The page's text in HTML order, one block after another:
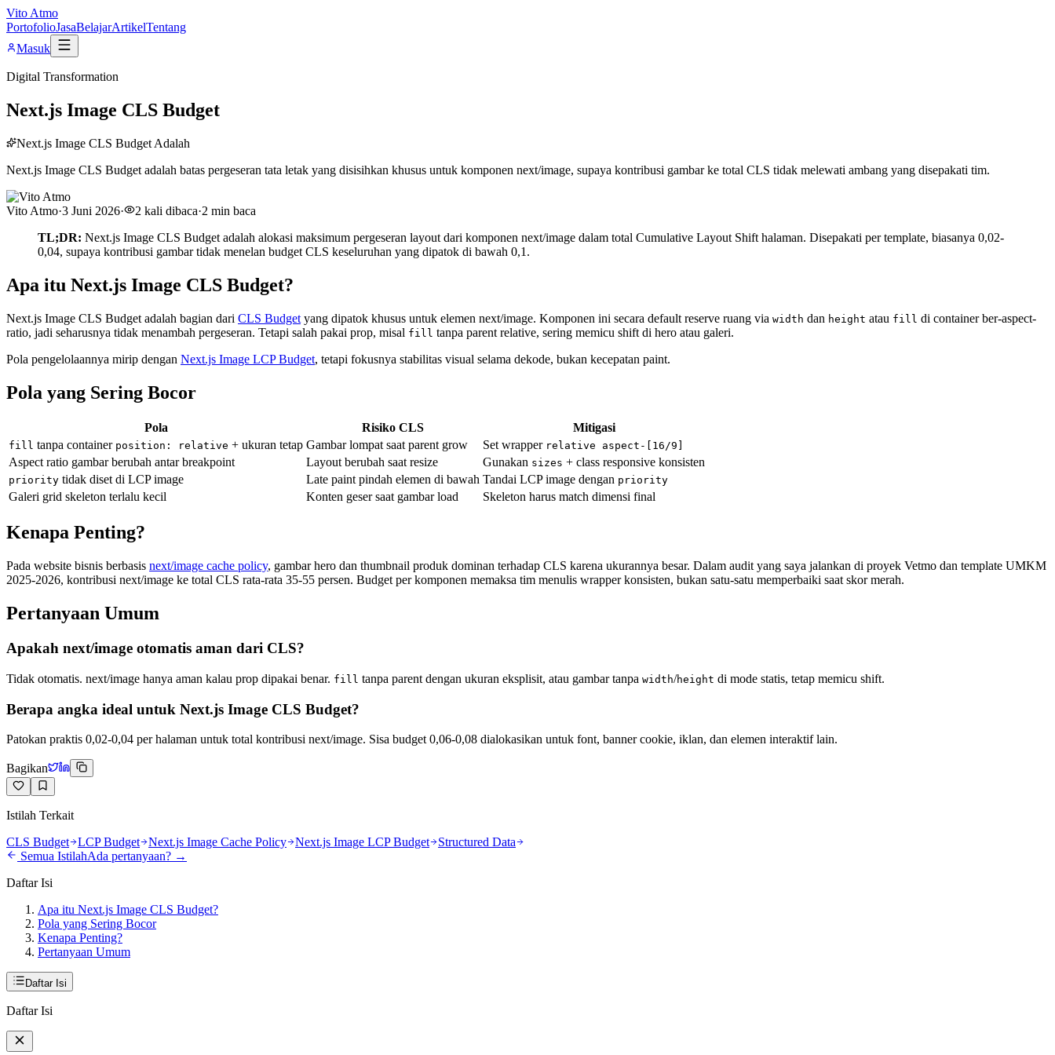
Vito Atmo
PortofolioJasaBelajarArtikelTentang
Masuk
Digital Transformation
Next.js Image CLS Budget
Next.js Image CLS Budget Adalah
Next.js Image CLS Budget adalah batas pergeseran tata letak yang disisihkan khusus untuk komponen next/image, supaya kontribusi gambar ke total CLS tidak melewati ambang yang disepakati tim.
Vito Atmo·3 Juni 2026· 2 kali dibaca·2 min baca
TL;DR: Next.js Image CLS Budget adalah alokasi maksimum pergeseran layout dari komponen next/image dalam total Cumulative Layout Shift halaman. Disepakati per template, biasanya 0,02-
0,04, supaya kontribusi gambar tidak menelan budget CLS keseluruhan yang dipatok di bawah 0,1.
Apa itu Next.js Image CLS Budget?
Next.js Image CLS Budget adalah bagian dari CLS Budget yang dipatok khusus untuk elemen next/image. Komponen ini secara default reserve ruang via width dan height atau fill di container ber-aspect-
ratio, jadi seharusnya tidak menambah pergeseran. Tetapi salah pakai prop, misal fill tanpa parent relative, sering memicu shift di hero atau galeri.
Pola pengelolaannya mirip dengan Next.js Image LCP Budget, tetapi fokusnya stabilitas visual selama dekode, bukan kecepatan paint.
Pola yang Sering Bocor
Pola Risiko CLS Mitigasi
fill tanpa container position: relative + ukuran tetap Gambar lompat saat parent grow Set wrapper relative aspect-[16/9]
Aspect ratio gambar berubah antar breakpoint Layout berubah saat resize Gunakan sizes + class responsive konsisten
priority tidak diset di LCP image Late paint pindah elemen di bawah Tandai LCP image dengan priority
Galeri grid skeleton terlalu kecil Konten geser saat gambar load Skeleton harus match dimensi final
Kenapa Penting?
Pada website bisnis berbasis next/image cache policy, gambar hero dan thumbnail produk dominan terhadap CLS karena ukurannya besar. Dalam audit yang saya jalankan di proyek Vetmo dan template UMKM
2025-2026, kontribusi next/image ke total CLS rata-rata 35-55 persen. Budget per komponen memaksa tim menulis wrapper konsisten, bukan satu-satu memperbaiki saat skor merah.
Pertanyaan Umum
Apakah next/image otomatis aman dari CLS?
Tidak otomatis. next/image hanya aman kalau prop dipakai benar. fill tanpa parent dengan ukuran eksplisit, atau gambar tanpa width/height di mode statis, tetap memicu shift.
Berapa angka ideal untuk Next.js Image CLS Budget?
Patokan praktis 0,02-0,04 per halaman untuk total kontribusi next/image. Sisa budget 0,06-0,08 dialokasikan untuk font, banner cookie, iklan, dan elemen interaktif lain.
Bagikan
Istilah Terkait
CLS Budget
LCP Budget Next.js Image Cache Policy Next.js Image LCP Budget
Structured Data
Semua IstilahAda pertanyaan? →
Daftar Isi
Apa itu Next.js Image CLS Budget?
Pola yang Sering Bocor
Kenapa Penting?
Pertanyaan Umum
Daftar Isi
Daftar Isi